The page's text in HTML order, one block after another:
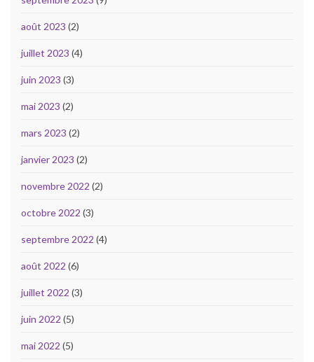
août 2023 (2)
juillet 2023 (4)
juin 2023 (3)
mai 2023 (2)
mars 2023 (2)
janvier 2023 (2)
novembre 2022 (2)
octobre 2022 (3)
septembre 2022 (4)
août 2022 (6)
juillet 2022 (3)
juin 2022 (5)
mai 2022 (5)